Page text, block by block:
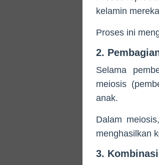
kelamin
Proses ini
2.
Selama
meiosis
anak.
Dalam
menghasilkan
3. Kombinasi